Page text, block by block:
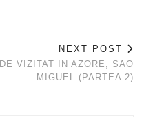
NEXT POST
DE VIZITAT IN AZORE, SAO
MIGUEL (PARTEA 2)